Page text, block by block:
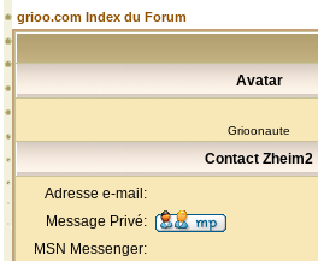
grioo.com Index du Forum
Avatar
Grioonaute
Contact Zheim2
Adresse e-mail:
Message Privé:
MSN Messenger: